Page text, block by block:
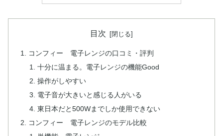
目次
コンフィー 電子レンジの口コミ・評判
十分に温まる。電子レンジの機能Good
操作がしやすい
電子音が大きいと感じる人がいる
東日本だと500Wまでしか使用できない
コンフィー 電子レンジのモデル比較